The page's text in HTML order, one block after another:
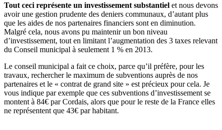
Tout ceci représente un investissement substantiel et nous devons
avoir une gestion prudente des deniers communaux, d’autant plus
que les aides de nos partenaires financiers sont en diminution.
Malgré cela, nous avons pu maintenir un bon niveau
d’investissement, tout en limitant l’augmentation des 3 taxes relevant
du Conseil municipal à seulement 1 % en 2013.
Le conseil municipal a fait ce choix, parce qu’il préfère, pour les
travaux, rechercher le maximum de subventions auprès de nos
partenaires et le « contrat de grand site » est précieux pour cela. Je
vous indique par exemple que ces subventions d’investissement se
montent à 84€ par Cordais, alors que pour le reste de la France elles
ne représentent que 43€ par habitant.